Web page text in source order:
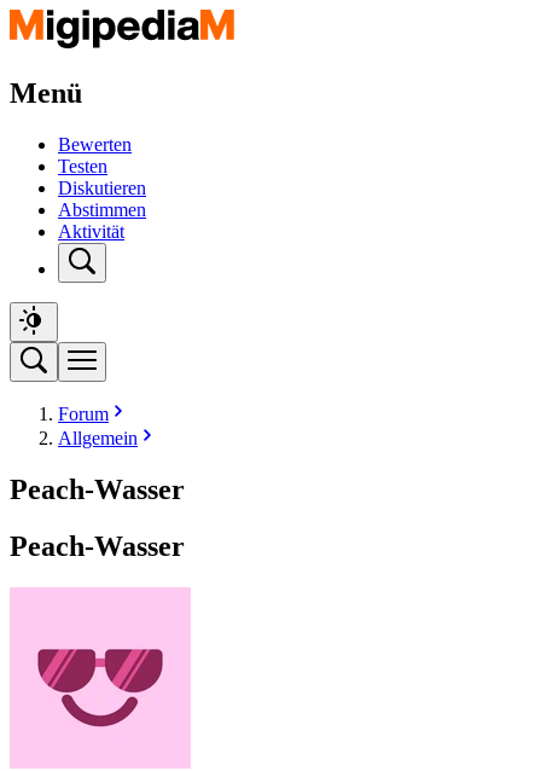
Menü
Bewerten
Testen
Diskutieren
Abstimmen
Aktivität
Forum
Allgemein
Peach-Wasser
Peach-Wasser